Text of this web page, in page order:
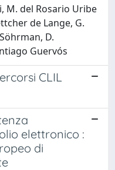
M. del Rosario Uribe
de Lange, G.
D.
Guervós
CLIL
elettronico :
di